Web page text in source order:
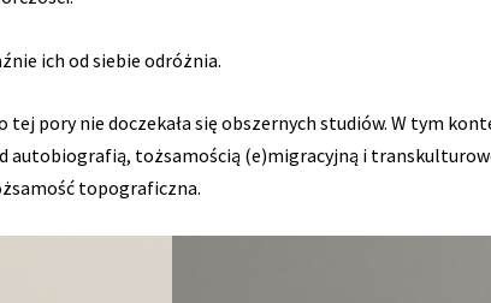
ich od siebie odróżnia.
pory nie doczekała się obszernych studiów. W tym
autobiografią, tożsamością (e)migracyjną i
topograficzna.